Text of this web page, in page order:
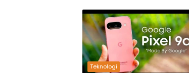
Teknologi